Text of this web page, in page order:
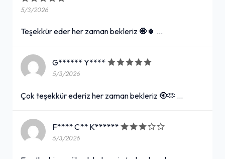
5/3/2026
Teşekkür eder her zaman bekleriz 🧿🍀 …
G****** Y****
5/3/2026
Çok teşekkür ederiz her zaman bekleriz 🧿🫶 …
F**** C** K******
5/3/2026